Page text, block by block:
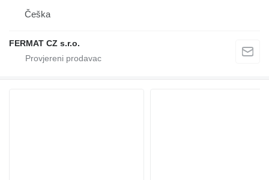
Češka
FERMAT CZ s.r.o.